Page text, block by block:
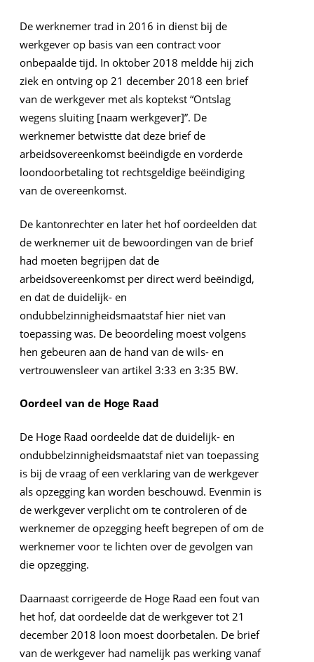
De werknemer trad in 2016 in dienst bij de
werkgever op basis van een contract voor
onbepaalde tijd. In oktober 2018 meldde hij zich
ziek en ontving op 21 december 2018 een brief
van de werkgever met als koptekst “Ontslag
wegens sluiting [naam werkgever]”. De
werknemer betwistte dat deze brief de
arbeidsovereenkomst beëindigde en vorderde
loondoorbetaling tot rechtsgeldige beëindiging
van de overeenkomst.
De kantonrechter en later het hof oordeelden dat
de werknemer uit de bewoordingen van de brief
had moeten begrijpen dat de
arbeidsovereenkomst per direct werd beëindigd,
en dat de duidelijk- en
ondubbelzinnigheidsmaatstaf hier niet van
toepassing was. De beoordeling moest volgens
hen gebeuren aan de hand van de wils- en
vertrouwensleer van artikel 3:33 en 3:35 BW.
Oordeel van de Hoge Raad
De Hoge Raad oordeelde dat de duidelijk- en
ondubbelzinnigheidsmaatstaf niet van toepassing
is bij de vraag of een verklaring van de werkgever
als opzegging kan worden beschouwd. Evenmin is
de werkgever verplicht om te controleren of de
werknemer de opzegging heeft begrepen of om de
werknemer voor te lichten over de gevolgen van
die opzegging.
Daarnaast corrigeerde de Hoge Raad een fout van
het hof, dat oordeelde dat de werkgever tot 21
december 2018 loon moest doorbetalen. De brief
van de werkgever had namelijk pas werking vanaf